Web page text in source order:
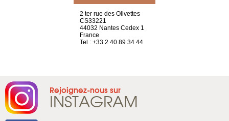
2 ter rue des Olivettes
CS33221
44032 Nantes Cedex 1
France
Tel : +33 2 40 89 34 44
Rejoignez-nous sur
INSTAGRAM